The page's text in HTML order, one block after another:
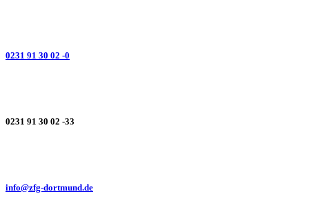
0231 91 30 02 -0
0231 91 30 02 -33
info@zfg-dortmund.de